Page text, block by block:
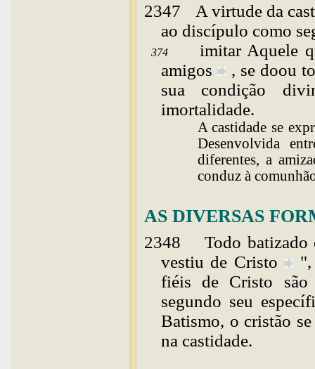
2347 Avirtude da
ao discípulo como
374 imitar Aquele
amigos
, se doou
sua condição
imortalidade.
A castidade se
Desenvolvida
diferentes, a
conduz à
AS DIVERSAS
2348
Todo batizado
vestiu de Cristo
",
fiéis de Cristo são
segundo seu
Batismo, o cristão
na castidade.